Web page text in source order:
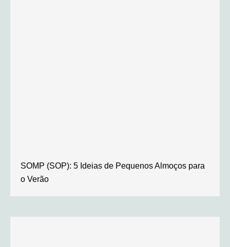
SOMP (SOP): 5 Ideias de Pequenos Almoços para
o Verão